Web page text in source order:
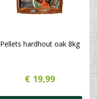
Pellets hardhout oak 8kg
€ 19,99